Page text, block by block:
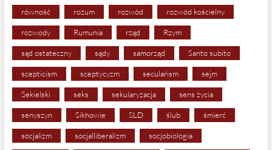
równość rozum rozwód rozwód kościelny
rozwody Rumunia rząd Rzym
sąd ostateczny sądy samorząd Santo subito
scepticism sceptycyzm secularism sejm
Sekielski seks sekularyzacja sens życia
senyszyn Sikhowie SLD ślub śmierć
socjalizm socjalliberalizm socjobiologia